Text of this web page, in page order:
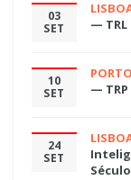
03
SET
— TRL
10
SET
PORTO
— TRP
24
SET